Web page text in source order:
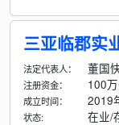
三亚临郡实
法定代表人： 董国
注册资金： 100
成立时间： 2019
状态: 在业/